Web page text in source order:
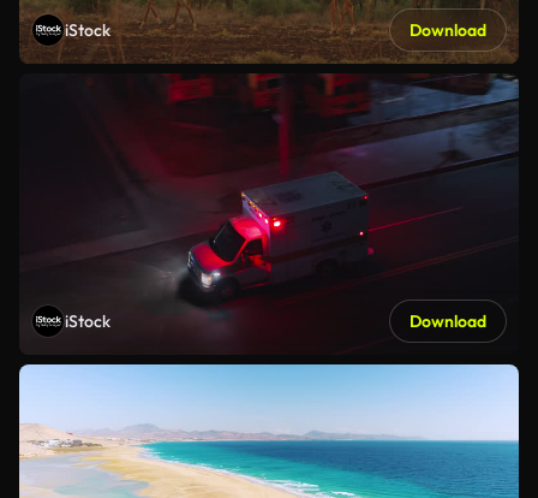
iStock Download
iStock Download